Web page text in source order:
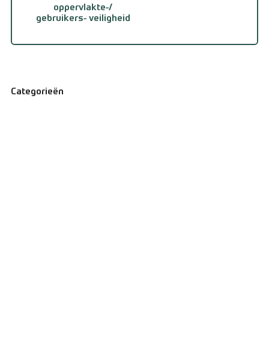
oppervlakte-/
gebruikers- veiligheid
Categorieën